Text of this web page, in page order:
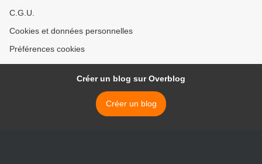
C.G.U.
Cookies et données personnelles
Préférences cookies
Créer un blog sur Overblog
Créer un blog